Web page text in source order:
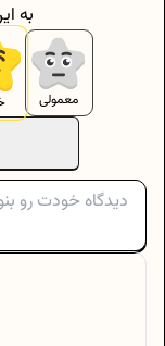
معمولی
به